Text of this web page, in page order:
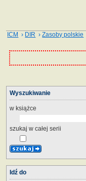
ICM › DIR ›Zasoby polskie
Wyszukiwanie
w książce
szukaj w całej serii
Idź do